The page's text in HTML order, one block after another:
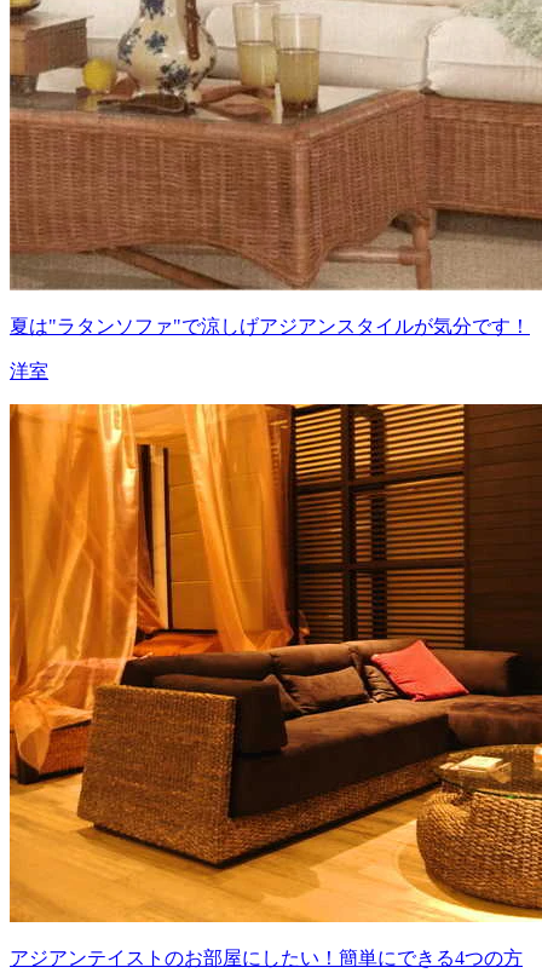
夏は"ラタンソファ"で涼しげアジアンスタイルが気分です！
洋室
アジアンテイストのお部屋にしたい！簡単にできる4つの方